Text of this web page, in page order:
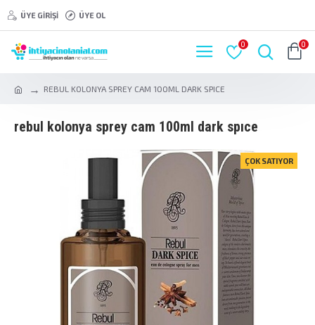
ÜYE GIRIŞI ÜYE OL
0 0
REBUL KOLONYA SPREY CAM 100ML DARK SPICE
rebul kolonya sprey cam 100ml dark spice
ÇOK SATIYOR